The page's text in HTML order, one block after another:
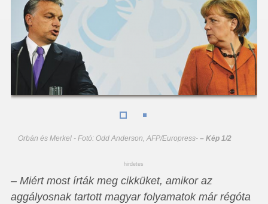
Orbán és Merkel - Fotó: Odd Anderson, AFP/Europress-– Kép 1/2
hirdetes
– Miért most írták meg cikküket, amikor az
aggályosnak tartott magyar folyamatok már régóta